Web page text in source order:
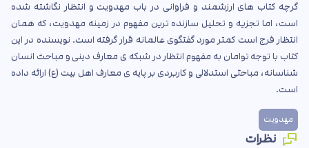
گرچه کتاب های ارزشمند و فراوانی در باب مهدویت و انتظار نگاشته شده
است، اما تجزیه و تحلیل سازنده ترین مفهوم در زمینه مهدویت، که همان
انتظار فرج است کمتر مورد گفتگوی عالمانه قرار گرفته است. نویسنده در این
کتاب با توجه توامان به مفهوم انتظار در شبکه ی معارف دینی و مباحث انسان
شناسانه، مباحثی استدلالی و کاربردی بر پایه ی معارف اهل بیت (ع) ارائه داده
است.
مهدویت
نظرات